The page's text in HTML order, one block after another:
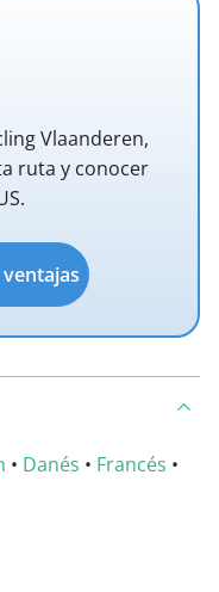
Vlaanderen,
ruta y conocer
• Danés • Francés •